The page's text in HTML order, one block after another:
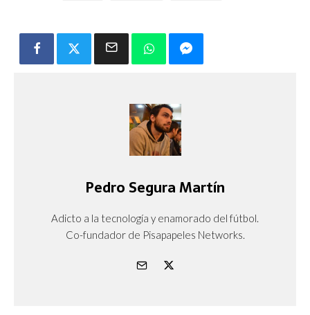
Pedro Segura Martín
Adicto a la tecnología y enamorado del fútbol.
Co-fundador de Pisapapeles Networks.